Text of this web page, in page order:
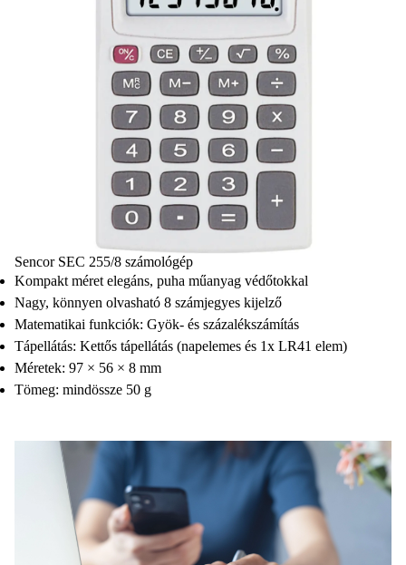
Sencor SEC 255/8 számológép
Kompakt méret elegáns, puha műanyag védőtokkal
Nagy, könnyen olvasható 8 számjegyes kijelző
Matematikai funkciók: Gyök- és százalékszámítás
Tápellátás: Kettős tápellátás (napelemes és 1x LR41 elem)
Méretek: 97 × 56 × 8 mm
Tömeg: mindössze 50 g